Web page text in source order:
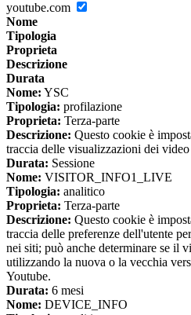
youtube.com
Nome
Tipologia
Proprieta
Descrizione
Durata
Nome: YSC
Tipologia: profilazione
Proprieta: Terza-parte
Descrizione: Questo cookie è
traccia delle visualizzazioni dei
Durata: Sessione
Nome: VISITOR_INFO1_LIVE
Tipologia: analitico
Proprieta: Terza-parte
Descrizione: Questo cookie è
traccia delle preferenze dell'utente
nei siti; può anche determinare se il
utilizzando la nuova o la vecchia
Youtube.
Durata: 6 mesi
Nome: DEVICE_INFO